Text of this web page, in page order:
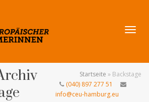
Startseite » Backstage
(040) 897 277 51
info@ceu-hamburg.eu